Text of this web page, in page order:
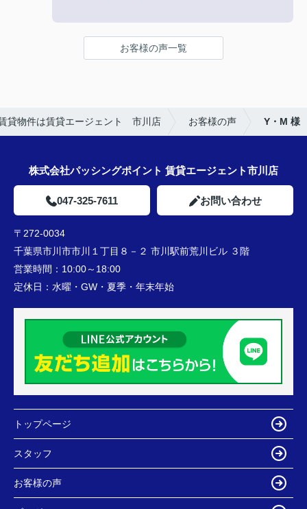
★お店の雰囲気や担当者の印象・対応はどうでした
明るく接しやすく、頼りになる方でした。
お客様の声一覧
貸物件は賃貸エージェント 市川店 お客様の声 Y・M 様
株式会社パッシングポイント 賃貸エージェント市川店
047-325-7611 お問い合わせ
〒272-0034
千葉県市川市市川１丁目８－２ 市川駅前荒川ビル ３階
営業時間： 10:00～18:00
定休日： 水曜・GW・夏季・年末年始
トップページ
スタッフ
お客様の声